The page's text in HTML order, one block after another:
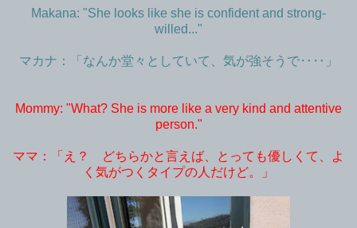
Makana: "She looks like she is confident and strong-
willed..."
マカナ：「なんか堂々としていて、気が強そうで‥‥」
Mommy: "What? She is more like a very kind and attentive
person."
ママ：「え？ どちらかと言えば、とっても優しくて、よ
く気がつくタイプの人だけど。」